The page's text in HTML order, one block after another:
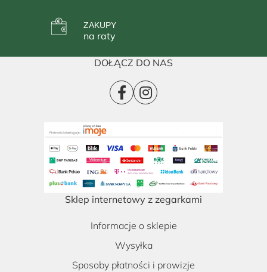
ZAKUPY
na raty
DOŁĄCZ DO NAS
Sklep internetowy z zegarkami
Informacje o sklepie
Wysyłka
Sposoby płatności i prowizje